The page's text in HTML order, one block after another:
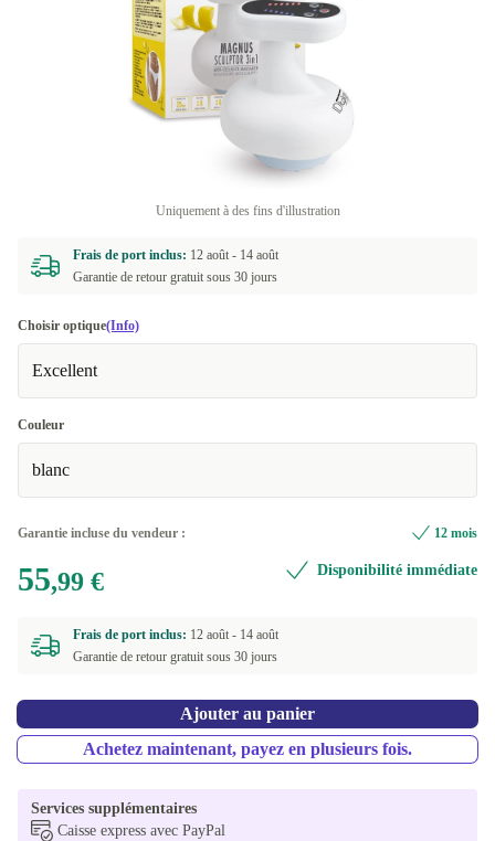
Uniquement à des fins d'illustration
Frais de port inclus: 12 août - 14 août
Garantie de retour gratuit sous 30 jours
Choisir optique(Info)
Excellent
Couleur
blanc
Garantie incluse du vendeur : 12 mois
55,99 € Disponibilité immédiate
Frais de port inclus: 12 août - 14 août
Garantie de retour gratuit sous 30 jours
Ajouter au panier
Achetez maintenant, payez en plusieurs fois.
Services supplémentaires
Caisse express avec PayPal